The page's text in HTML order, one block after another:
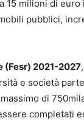
15 milioni di
pubblici,
(Fesr) 2021-2027
e società
di
completati